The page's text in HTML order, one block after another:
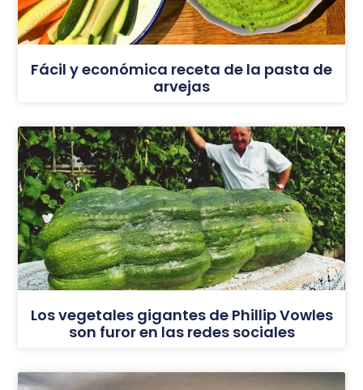
Fácil y económica receta de la pasta de
arvejas
Los vegetales gigantes de Phillip Vowles
son furor en las redes sociales